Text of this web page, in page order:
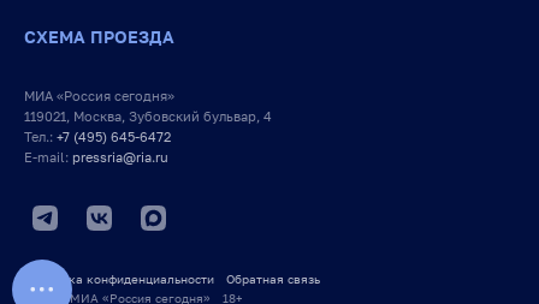
СХЕМА ПРОЕЗДА
МИА «Россия сегодня»
119021, Москва, Зубовский бульвар, 4
Тел.: +7 (495) 645-6472
E-mail: pressria@ria.ru
Политика конфиденциальности
Обратная связь
© 2026 МИА «Россия сегодня» 18+